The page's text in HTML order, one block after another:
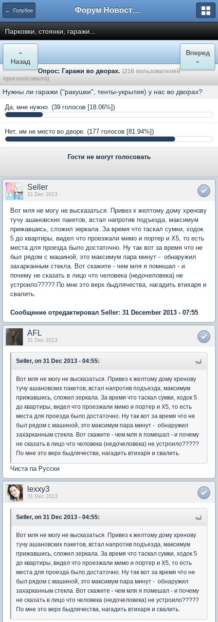
← Голубое Форум Новостройки
Парковки, стоянки, гаражи...
«
Назад
Вперед
»
Опрос: Гаражи во дворах. (216 пользователей
проголосовало)
Нужны ли гаражи ("ракушки", тенты-укрытия) у нас во дворах?
Да, мне нужно. (39 голосов [18.06%])
Нет, им не место во дворе. (177 голосов [81.94%])
Гости не могут голосовать
Seller
31 Dec 2013
Вот мля не могу не высказаться. Привез к желтому дому хренову
тучу ашановских пакетов, встал напротив подъезда, максимум
прижавшись, сложил зеркала. За время что таскал сумки, ходок
5 до квартиры, видел что проезжали мимо и портер и X5, то есть
места для проезда было достаточно. Ну так вот за время что не
был рядом с машиной, это максимум пара минут - обнаружил
захарканным стекла. Вот скажите - чем мля я помешал - и
почему не сказать в лицо что человека (недочеловека) не
устроило????? По мне это верх быдлячества, нагадить втихаря и
свалить.
Сообщение отредактировал Seller: 31 December 2013 - 07:55
AFL
31 Dec 2013
Seller, on 31 Dec 2013 - 04:55:
Вот мля не могу не высказаться. Привез к желтому дому хренову
тучу ашановских пакетов, встал напротив подъезда, максимум
прижавшись, сложил зеркала. За время что таскал сумки, ходок 5
до квартиры, видел что проезжали мимо и портер и X5, то есть
места для проезда было достаточно. Ну так вот за время что не
был рядом с машиной, это максимум пара минут - обнаружил
захарканным стекла. Вот скажите - чем мля я помешал - и почему
не сказать в лицо что человека (недочеловека) не устроило?????
По мне это верх быдлячества, нагадить втихаря и свалить.
Чиста па Русски
lexxy3
31 Dec 2013
Seller, on 31 Dec 2013 - 04:55:
Вот мля не могу не высказаться. Привез к желтому дому хренову
тучу ашановских пакетов, встал напротив подъезда, максимум
прижавшись, сложил зеркала. За время что таскал сумки, ходок 5
до квартиры, видел что проезжали мимо и портер и X5, то есть
места для проезда было достаточно. Ну так вот за время что не
был рядом с машиной, это максимум пара минут - обнаружил
захарканным стекла. Вот скажите - чем мля я помешал - и почему
не сказать в лицо что человека (недочеловека) не устроило?????
По мне это верх быдлячества, нагадить втихаря и свалить.